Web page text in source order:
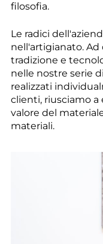
filosofia.
Le radici
nell'artigianato. Ad
tradizione e
nelle nostre serie
realizzati
clienti, riusciamo a
valore del
materiali.